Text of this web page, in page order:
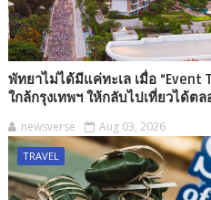
พัทยาไม่ได้มีแค่ทะเล เมื่อ “Event
ใกล้กรุงเทพฯ ให้กลับไปเที่ยวได้ต
newsverse Aug 03, 2026
TRAVEL